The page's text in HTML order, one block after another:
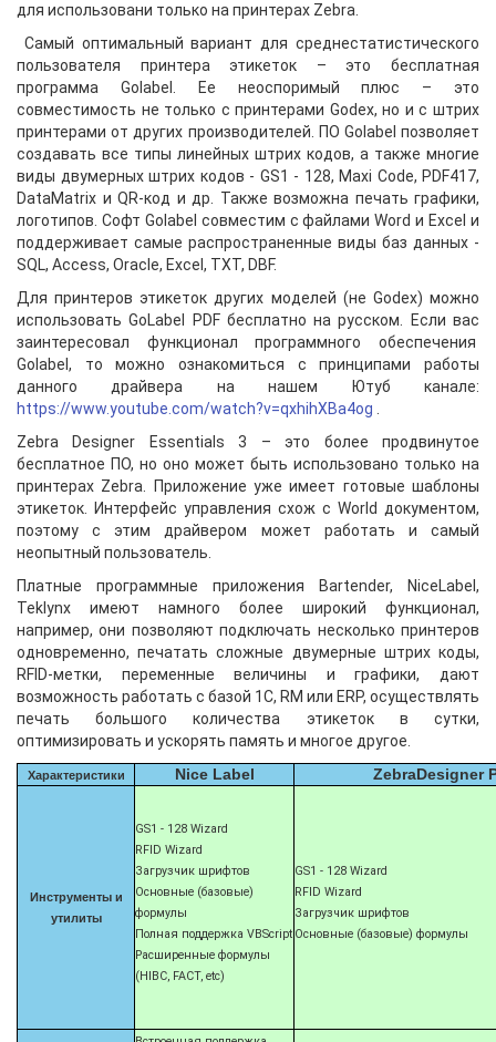
для использовани только на принтерах Zebra.
Самый оптимальный вариант для среднестатистического
пользователя принтера этикеток – это бесплатная
программа Golabel. Ее неоспоримый плюс – это
совместимость не только с принтерами Godex, но и с штрих
принтерами от других производителей. ПО Golabel позволяет
создавать все типы линейных штрих кодов, а также многие
виды двумерных штрих кодов - GS1 - 128, Maxi Code, PDF417,
DataMatrix и QR-код и др. Также возможна печать графики,
логотипов. Софт Golabel совместим с файлами Word и Excel и
поддерживает самые распространенные виды баз данных -
SQL, Access, Oracle, Excel, TXT, DBF.
Для принтеров этикеток других моделей (не Godex) можно
использовать GoLabel PDF бесплатно на русском. Если вас
заинтересовал функционал программного обеспечения
Golabel, то можно ознакомиться с принципами работы
данного драйвера на нашем Ютуб канале:
https://www.youtube.com/watch?v=qxhihXBa4og
Zebra Designer Essentials 3 – это более продвинутое
бесплатное ПО, но оно может быть использовано только на
принтерах Zebra. Приложение уже имеет готовые шаблоны
этикеток. Интерфейс управления схож с World документом,
поэтому с этим драйвером может работать и самый
неопытный пользователь.
Платные программные приложения Bartender, NiceLabel,
Teklynx имеют намного более широкий функционал,
например, они позволяют подключать несколько принтеров
одновременно, печатать сложные двумерные штрих коды,
RFID-метки, переменные величины и графики, дают
возможность работать с базой 1С, RM или ERP, осуществлять
печать большого количества этикеток в сутки,
оптимизировать и ускорять память и многое другое.
Характеристики Nice Label ZebraDesigner
Инструменты и
утилиты
GS1 - 128 Wizard
RFID Wizard
Загрузчик шрифтов
Основные (базовые)
формулы
Полная поддержка VBScript
Расширенные формулы
(HIBC, FACT, etc)
GS1 - 128 Wizard
RFID Wizard
Загрузчик шрифтов
Основные (базовые) формулы